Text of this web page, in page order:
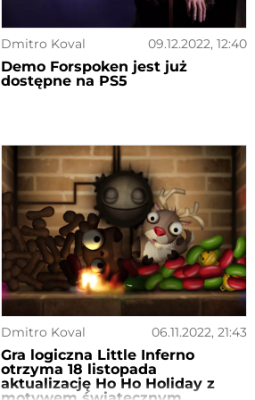
Dmitro Koval 09.12.2022, 12:40
Demo Forspoken jest już
dostępne na PS5
Dmitro Koval 06.11.2022, 21:43
Gra logiczna Little Inferno
otrzyma 18 listopada
aktualizację Ho Ho Holiday z